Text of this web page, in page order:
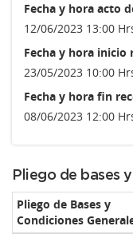
Fecha y hora acto
12/06/2023 13:00
Fecha y hora inicio
23/05/2023 10:00
Fecha y hora fin
08/06/2023 12:00
Pliego de bases
Pliego de Bases y
Condiciones